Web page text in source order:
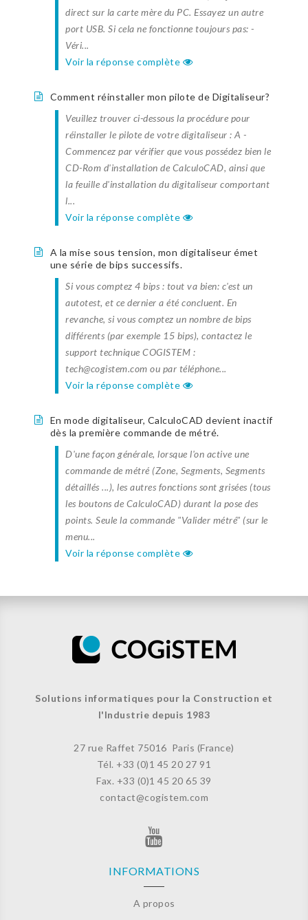
direct sur la carte mère du PC. Essayez un autre
port USB. Si cela ne fonctionne toujours pas: -
Véri...
Voir la réponse complète
Comment réinstaller mon pilote de Digitaliseur?
Veuillez trouver ci-dessous la procédure pour
réinstaller le pilote de votre digitaliseur : A -
Commencez par vérifier que vous possédez bien le
CD-Rom d'installation de CalculoCAD, ainsi que
la feuille d'installation du digitaliseur comportant
l...
Voir la réponse complète
A la mise sous tension, mon digitaliseur émet
une série de bips successifs.
Si vous comptez 4 bips : tout va bien: c'est un
autotest, et ce dernier a été concluent. En
revanche, si vous comptez un nombre de bips
différents (par exemple 15 bips), contactez le
support technique COGISTEM :
tech@cogistem.com ou par téléphone...
Voir la réponse complète
En mode digitaliseur, CalculoCAD devient inactif
dès la première commande de métré.
D'une façon générale, lorsque l'on active une
commande de métré (Zone, Segments, Segments
détaillés ...), les autres fonctions sont grisées (tous
les boutons de CalculoCAD) durant la pose des
points. Seule la commande "Valider métré" (sur le
menu...
Voir la réponse complète
Solutions informatiques pour la Construction et
l'Industrie depuis 1983
27 rue Raffet 75016 Paris (France)
Tél. +33 (0)1 45 20 27 91
Fax. +33 (0)1 45 20 65 39
contact@cogistem.com
INFORMATIONS
A propos